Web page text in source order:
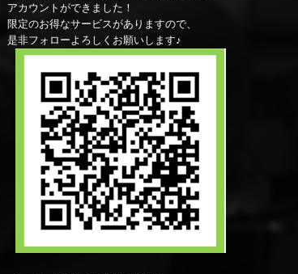
アカウントができました！
限定のお得なサービスがありますので、
是非フォローよろしくお願いします♪